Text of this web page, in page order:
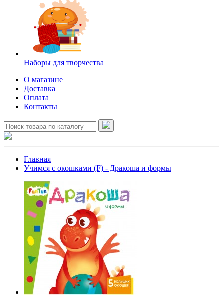
Наборы для творчества
О магазине
Доставка
Оплата
Контакты
Главная
Учимся с окошками (F) - Дракоша и формы